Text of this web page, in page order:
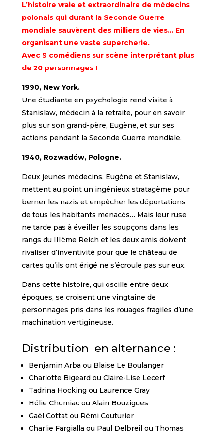
L’histoire vraie et extraordinaire de médecins
polonais qui durant la Seconde Guerre
mondiale sauvèrent des milliers de vies… En
organisant une vaste supercherie.
Avec 9 comédiens sur scène interprétant plus
de 20 personnages !
1990, New York.
Une étudiante en psychologie rend visite à
Stanislaw, médecin à la retraite, pour en savoir
plus sur son grand-père, Eugène, et sur ses
actions pendant la Seconde Guerre mondiale.
1940, Rozwadów, Pologne.
Deux jeunes médecins, Eugène et Stanislaw,
mettent au point un ingénieux stratagème pour
berner les nazis et empêcher les déportations
de tous les habitants menacés… Mais leur ruse
ne tarde pas à éveiller les soupçons dans les
rangs du IIIème Reich et les deux amis doivent
rivaliser d’inventivité pour que le château de
cartes qu’ils ont érigé ne s’écroule pas sur eux.
Dans cette histoire, qui oscille entre deux
époques, se croisent une vingtaine de
personnages pris dans les rouages fragiles d’une
machination vertigineuse.
Distribution en alternance :
Benjamin Arba ou Blaise Le Boulanger
Charlotte Bigeard ou Claire-Lise Lecerf
Tadrina Hocking ou Laurence Gray
Hélie Chomiac ou Alain Bouzigues
Gaël Cottat ou Rémi Couturier
Charlie Fargialla ou Paul Delbreil ou Thomas